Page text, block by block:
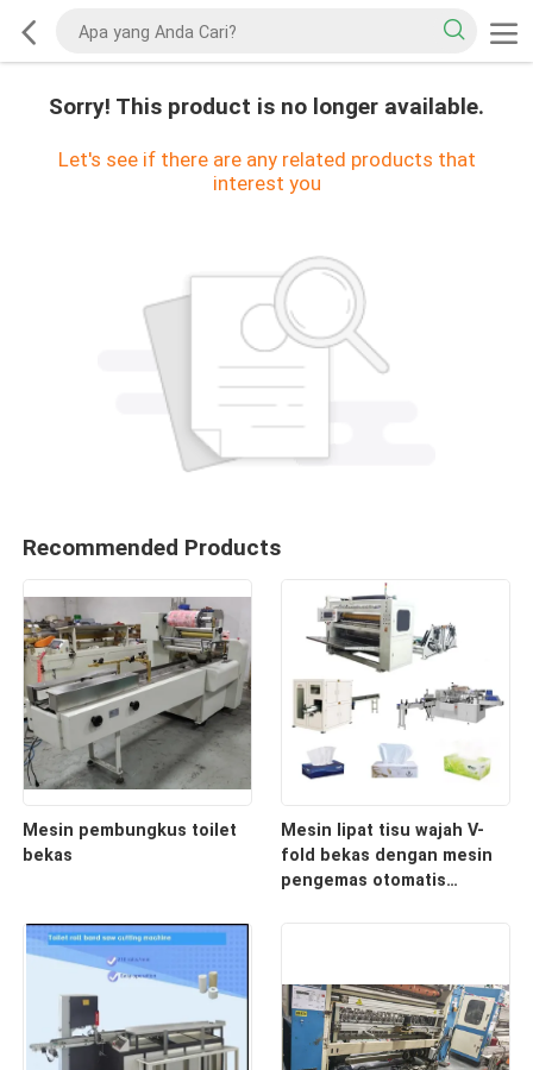
Sorry! This product is no longer available.
Let's see if there are any related products that
interest you
Recommended Products
Mesin pembungkus toilet
bekas
Mesin lipat tisu wajah V-
fold bekas dengan mesin
pengemas otomatis